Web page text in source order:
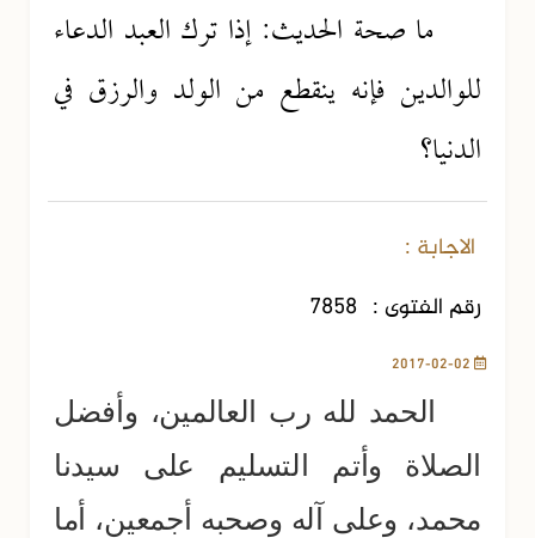
ما صحة الحديث: إذا ترك العبد الدعاء
للوالدين فإنه ينقطع من الولد والرزق في
الدنيا؟
الاجابة :
رقم الفتوى : 7858
الحمد لله رب العالمين، وأفضل
الصلاة وأتم التسليم على سيدنا
محمد، وعلى آله وصحبه أجمعين، أما